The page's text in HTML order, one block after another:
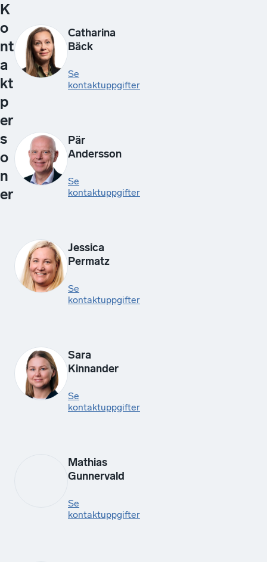
K
o
nt
a
kt
p
er
s
o
n
er
Catharina
Bäck
Se
kontaktuppgifter
Pär
Andersson
Se
kontaktuppgifter
Jessica
Permatz
Se
kontaktuppgifter
Sara
Kinnander
Se
kontaktuppgifter
Mathias
Gunnervald
Se
kontaktuppgifter